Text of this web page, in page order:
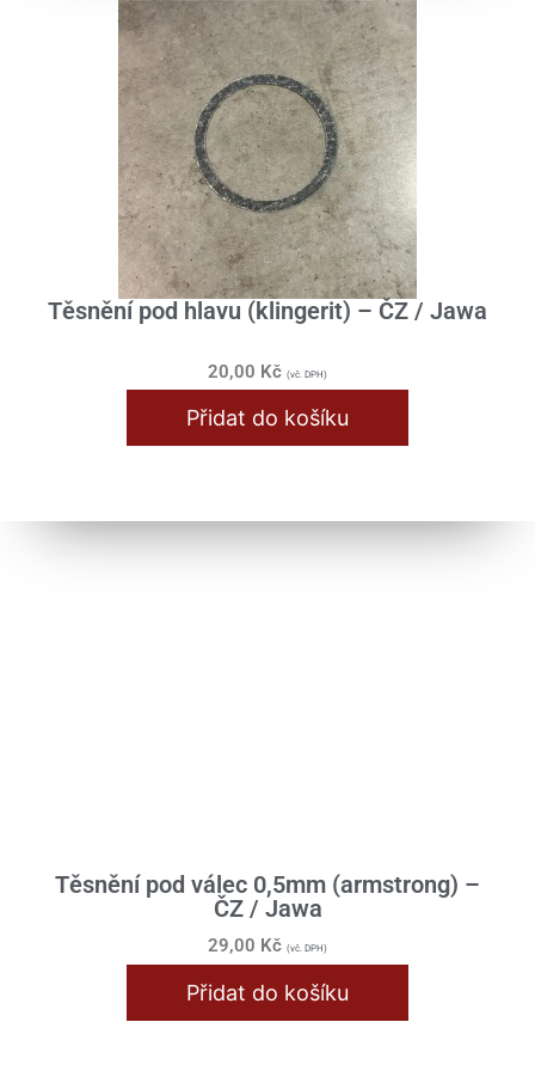
Nářadí / Dílna
Obutí / Výplet
Oleje / Maziva
Spojovací materiál
Typové štítky
Příslušenství
Dárky pro velký chlapy
Těsnění pod hlavu (klingerit) – ČZ / Jawa
20,00 Kč (vč. DPH)
Přidat do košíku
Těsnění pod válec 0,5mm (armstrong) –
ČZ / Jawa
29,00 Kč (vč. DPH)
Přidat do košíku